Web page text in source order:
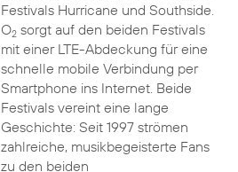
Festivals Hurricane und Southside.
O2sorgt auf den beiden Festivals
mit einer LTE-Abdeckung für eine
schnelle mobile Verbindung per
Smartphone ins Internet. Beide
Festivals vereint eine lange
Geschichte: Seit 1997 strömen
zahlreiche, musikbegeisterte Fans
zu den beiden